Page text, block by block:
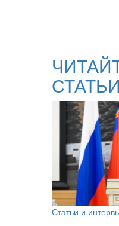
СТАТЬИ
Статьи и